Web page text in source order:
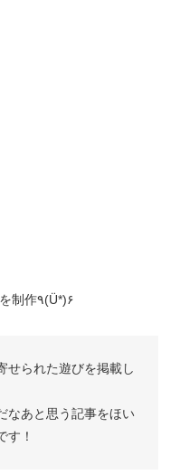
実際にコップを折り紙で包みカップを制作٩(Ü*)۶
せられた遊びを掲載し
なあと思う記事をほい
す！